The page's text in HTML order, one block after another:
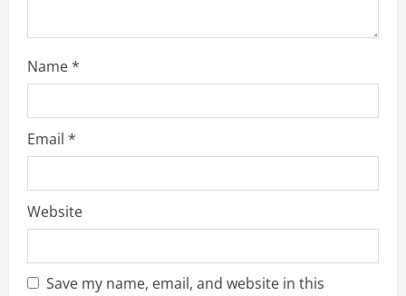
Name*
Email *
Website
Save my name, email, and website in this